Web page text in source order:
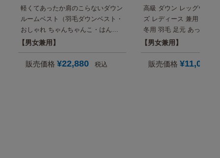
軽くてあったか肩のこらないダウン
ルームベスト（羽毛ダウンベスト・
おしゃれ ちゃんちゃんこ・はんて
ん）【メンズ・レディース兼用】高
級 日本製 男性 女性 父 母 古希 喜寿
お祝い 冬 実用的 プレゼント にも
男女兼用
販売価格 ¥22,880 税込
高級 ダウン レッグウォー
ズ レディース 兼用 日本
冬用 羽毛 足元 あったか
性 女性 祖母 祖父 父 母
50代 60代 70代 80代 誕生
ント 還暦 紫 古希 喜寿 77
男女兼用
販売価格 ¥11,000